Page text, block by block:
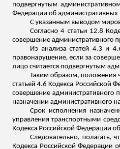
подвергнутым
Федерации об
С указанным выводом
Согласно 4 статьи 12.8
совершение административного
Из анализа статей 4.3 и
правонарушение, если за
лицо считается подвергнутым
Таким образом, положения
статьей 4.6 Кодекса Российской
совершение административного
назначении административного
Срок исполнения
управления транспортными
Кодекса Российской Федерации
Следовательно, полагать,
Кодекса Российской Федерации